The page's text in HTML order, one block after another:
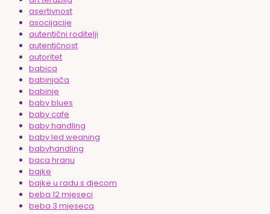
asertivnost
asocijacije
autentični roditelji
autentičnost
autoritet
babica
babinjača
babinje
baby blues
baby cafe
baby handling
baby led weaning
babyhandling
baca hranu
bajke
bajke u radu s djecom
beba 12 mjeseci
beba 3 mjeseca